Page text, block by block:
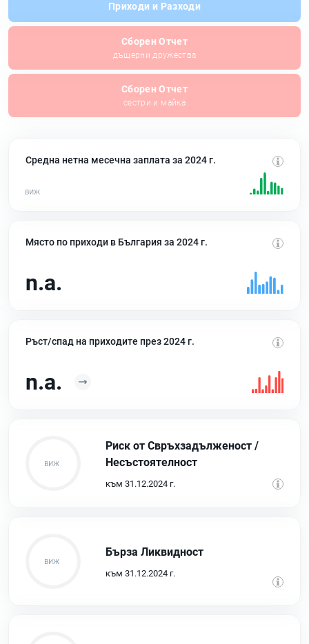
Приходи и Разходи
Сборен Отчет
дъщерни дружества
Сборен Отчет
сестри и майка
Средна нетна месечна заплата за 2024 г.
Място по приходи в България за 2024 г.
n.a.
Ръст/спад на приходите през 2024 г.
n.a.
Риск от Свръхзадълженост /
Несъстоятелност
към 31.12.2024 г.
Бърза Ликвидност
към 31.12.2024 г.